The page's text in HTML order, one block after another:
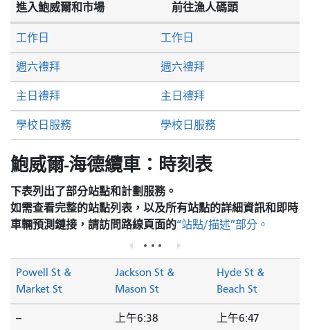
進入鮑威爾和市場 前往漁人碼頭
週六禮拜 週六禮拜
主日禮拜 主日禮拜
工作日 工作日
學校日服務 學校日服務
鮑威爾-海德纜車：時刻表
下表列出了部分站點和計劃服務。
如需查看完整的站點列表，以及所有站點的詳細資訊和即時
車輛預測鏈接，請訪問路線頁面的“站點/描述”部分。
Powell St &
Market St
Jackson St &
Mason St
Hyde St &
Beach St
-- 上午6:38 上午6:47